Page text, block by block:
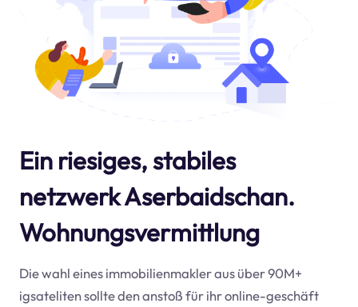
Ein riesiges, stabiles
netzwerk Aserbaidschan.
Wohnungsvermittlung
Die wahl eines immobilienmakler aus über 90M+
igsateliten sollte den anstoß für ihr online-geschäft